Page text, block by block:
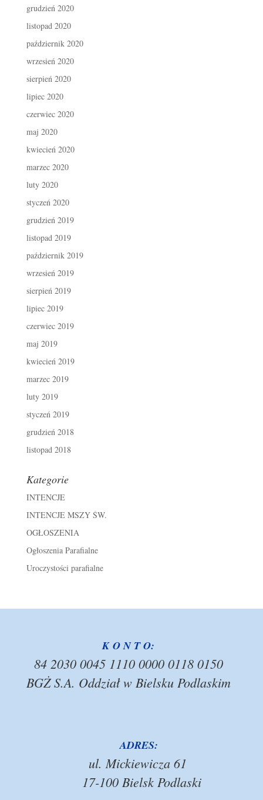
grudzień 2020
listopad 2020
październik 2020
wrzesień 2020
sierpień 2020
lipiec 2020
czerwiec 2020
maj 2020
kwiecień 2020
marzec 2020
luty 2020
styczeń 2020
grudzień 2019
listopad 2019
październik 2019
wrzesień 2019
sierpień 2019
lipiec 2019
czerwiec 2019
maj 2019
kwiecień 2019
marzec 2019
luty 2019
styczeń 2019
grudzień 2018
listopad 2018
Kategorie
INTENCJE
INTENCJE MSZY ŚW.
OGŁOSZENIA
Ogłoszenia Parafialne
Uroczystości parafialne
K O N T O:
84 2030 0045 1110 0000 0118 0150
BGŻ S.A. Oddział w Bielsku Podlaskim
ADRES:
ul. Mickiewicza 61
17-100 Bielsk Podlaski